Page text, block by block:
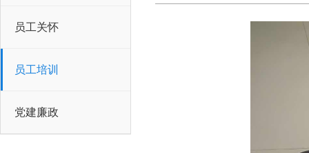
员工关怀
员工培训
党建廉政